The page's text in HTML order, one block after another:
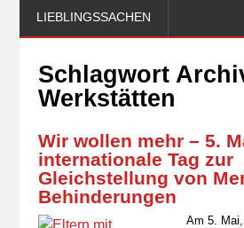
LIEBLINGSSACHEN
Schlagwort
Werkstätten
Wir wollen mehr – 5.
internationale Tag zur
Gleichstellung von
Behinderungen
Am 5.